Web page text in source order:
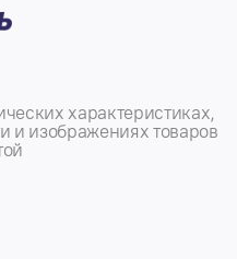
характеристиках,
и изображениях товаров